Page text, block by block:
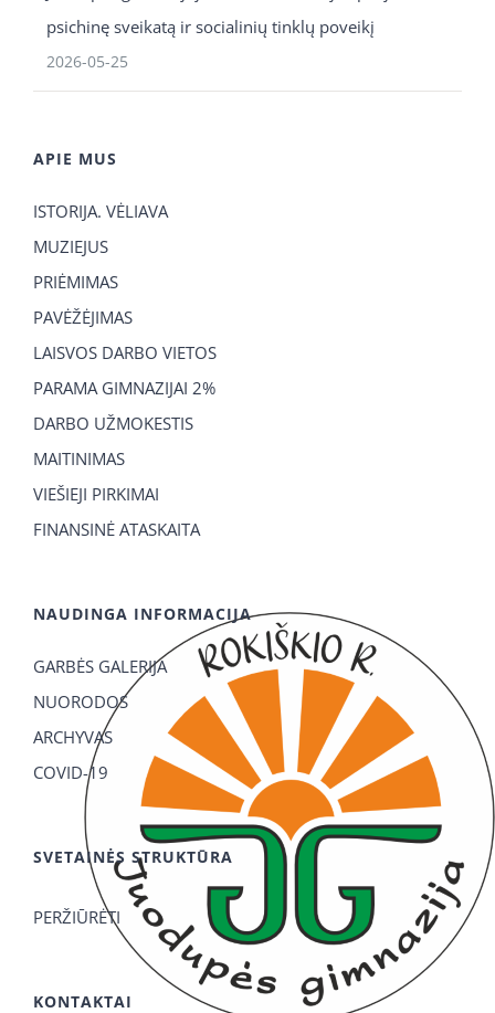
psichinę sveikatą ir socialinių tinklų poveikį
2026-05-25
APIE MUS
ISTORIJA. VĖLIAVA
MUZIEJUS
PRIĖMIMAS
PAVĖŽĖJIMAS
LAISVOS DARBO VIETOS
PARAMA GIMNAZIJAI 2%
DARBO UŽMOKESTIS
MAITINIMAS
VIEŠIEJI PIRKIMAI
FINANSINĖ ATASKAITA
NAUDINGA INFORMACIJA
GARBĖS GALERIJA
NUORODOS
ARCHYVAS
COVID-19
SVETAINĖS STRUKTŪRA
PERŽIŪRĖTI
KONTAKTAI